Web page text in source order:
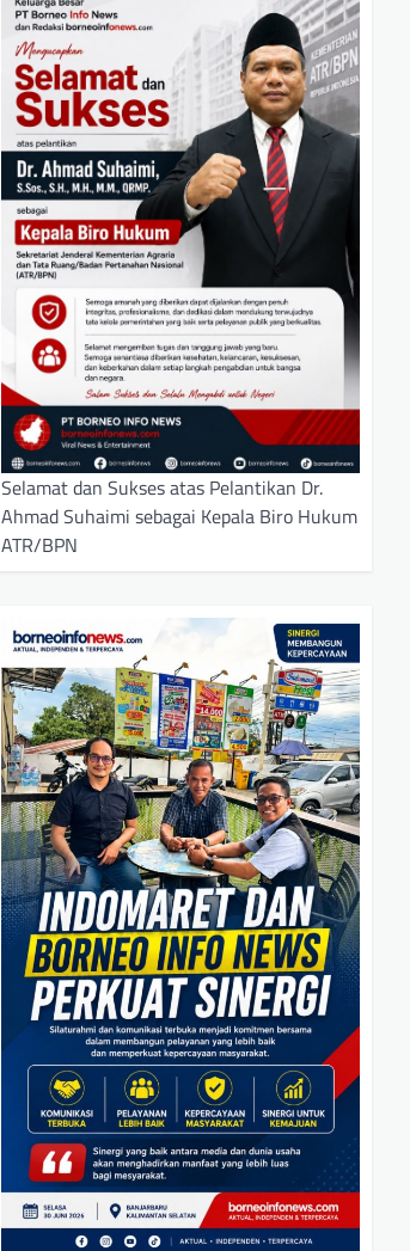
Selamat dan Sukses atas Pelantikan Dr.
Ahmad Suhaimi sebagai Kepala Biro Hukum
ATR/BPN